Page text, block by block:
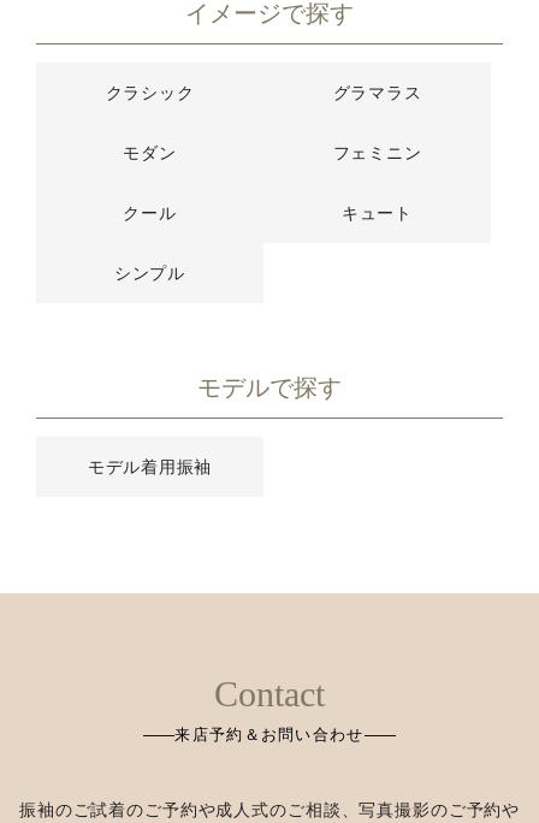
イメージで探す
クラシック グラマラス
モダン フェミニン
クール キュート
シンプル
モデルで探す
モデル着用振袖
来店予約＆お問い合わせ
振袖のご試着のご予約や成人式のご相談、写真撮影のご予約や